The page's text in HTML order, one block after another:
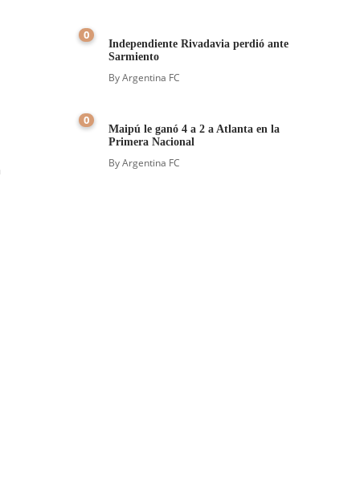
0
Independiente Rivadavia perdió ante
Sarmiento
ByArgentina FC
0
Maipú le ganó 4 a 2 a Atlanta en la
Primera Nacional
ByArgentina FC